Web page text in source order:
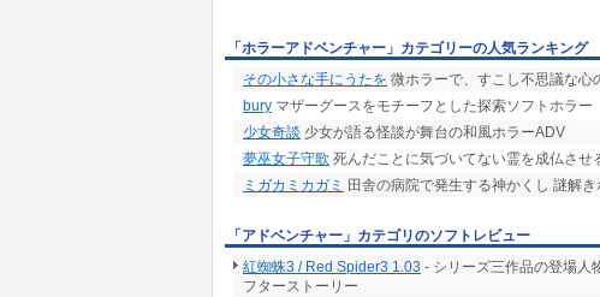
「ホラーアドベンチャー」カテゴリーの人気ランキング
その小さな手にうたを 微ホラーで、すこし不思議な心
bury マザーグースをモチーフとした探索ソフトホラー
少女奇談 少女が語る怪談が舞台の和風ホラーADV
夢巫女子守歌 死んだことに気づいてない霊を成仏させ
ミガカミカガミ
田舎の病院で発生する神かくし 謎解
「アドベンチャー」カテゴリのソフトレビュー
紅蜘蛛3 / Red Spider3 1.03 - シリーズ三作品の登場人
フターストーリー